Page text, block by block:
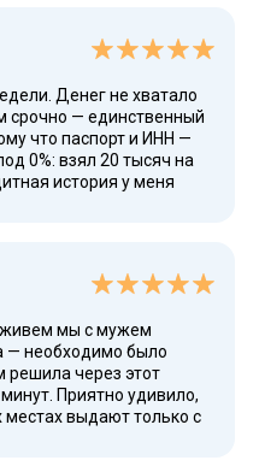
Денег не хватало
срочно — единственный
что паспорт и ИНН —
0%: взял 20 тысяч на
история у меня
живем мы с мужем
— необходимо было
решила через этот
Приятно удивило,
выдают только с